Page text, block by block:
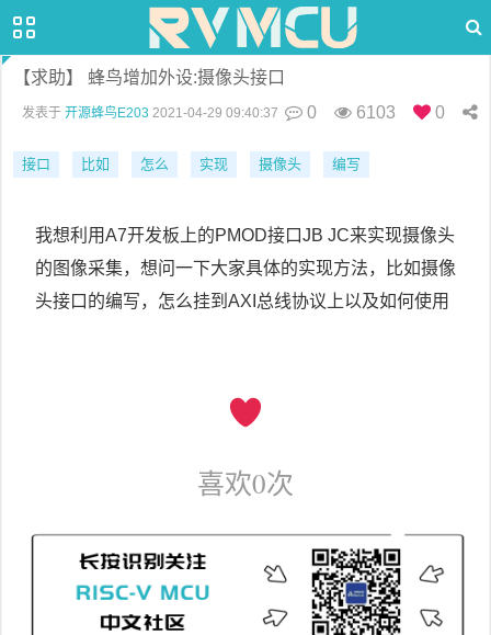
【求助】 蜂鸟增加外设:摄像头接口
发表于 开源蜂鸟E203 2021-04-29 09:40:37 0 6103 0
接口 比如 怎么 实现 摄像头 编写
我想利用A7开发板上的PMOD接口JB JC来实现摄像头
的图像采集，想问一下大家具体的实现方法，比如摄像
头接口的编写，怎么挂到AXI总线协议上以及如何使用
喜欢0次